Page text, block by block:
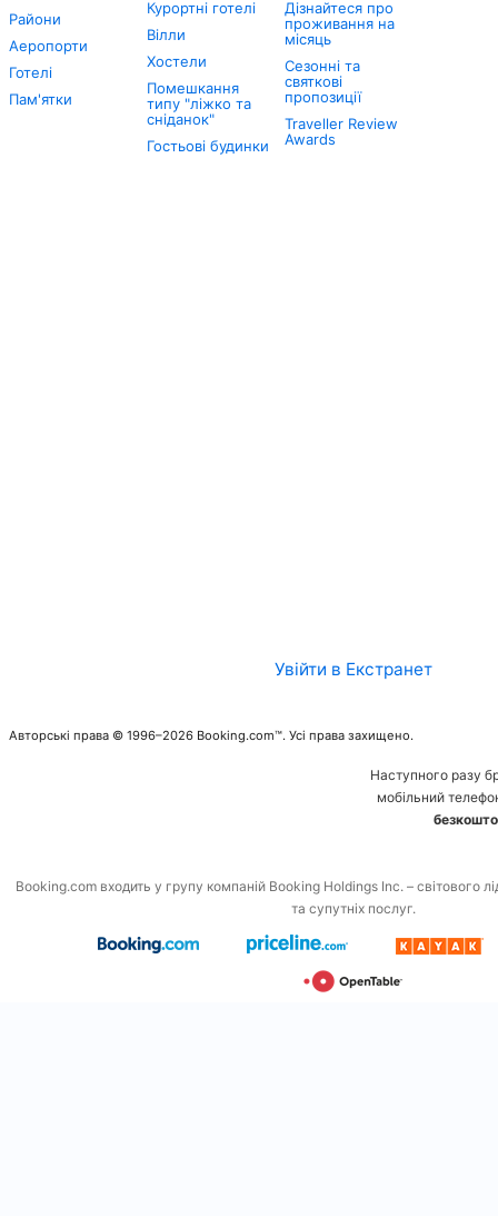
Райони
Аеропорти
Готелі
Пам'ятки
Курортні готелі
Вілли
Хостели
Помешкання
типу "ліжко та
сніданок"
Гостьові будинки
Дізнайтеся про
проживання на
місяць
Сезонні та
святкові
пропозиції
Traveller Review
Awards
Увійти в Екстранет
Авторські права © 1996–2026 Booking.com™. Усі права захищено.
Наступного разу
мобільний
Booking.com входить у групу компаній Booking Holdings Inc. – світового
та супутніх послуг.